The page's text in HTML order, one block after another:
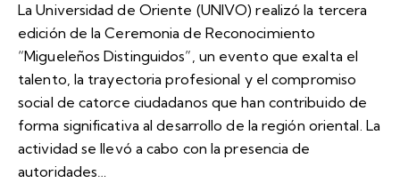
La Universidad de Oriente (UNIVO) realizó la tercera
edición de la Ceremonia de Reconocimiento
“Migueleños Distinguidos”, un evento que exalta el
talento, la trayectoria profesional y el compromiso
social de catorce ciudadanos que han contribuido de
forma significativa al desarrollo de la región oriental. La
actividad se llevó a cabo con la presencia de
autoridades…